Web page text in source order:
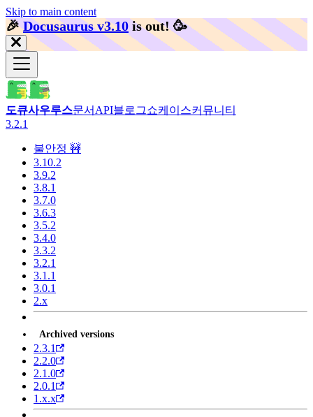
Skip to main content
🎉️Docusaurus v3.10 is out! 🥳️
도큐사우루스문서 API블로그쇼케이스커뮤니티
3.2.1
불안정 🚧
3.10.2
3.9.2
3.8.1
3.7.0
3.6.3
3.5.2
3.4.0
3.3.2
3.2.1
3.1.1
3.0.1
2.x
Archived versions
2.3.1
2.2.0
2.1.0
2.0.1
1.x.x